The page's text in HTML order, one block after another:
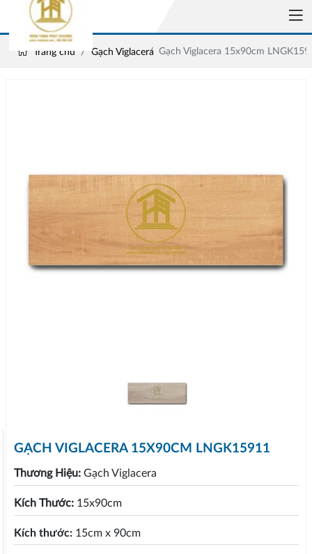
Trang chủ Gạch Viglacera Gạch Viglacera 15x90cm
GẠCH VIGLACERA 15X90CM LNGK15911
Thương Hiệu: Gạch Viglacera
Kích Thước: 15x90cm
Kích thước: 15cm x 90cm